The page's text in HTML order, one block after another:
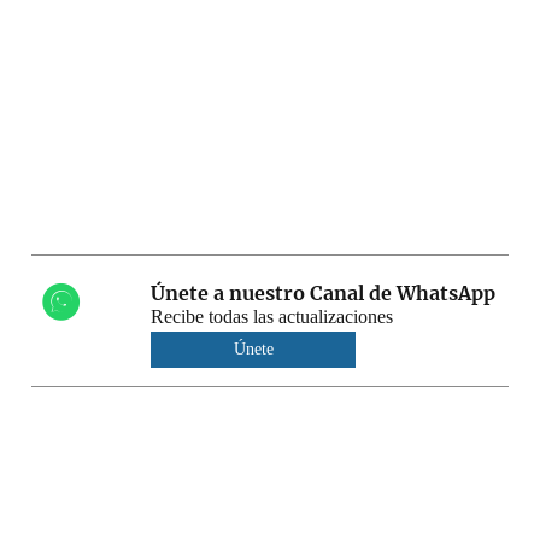
Únete a nuestro Canal de WhatsApp
Recibe todas las actualizaciones
Únete